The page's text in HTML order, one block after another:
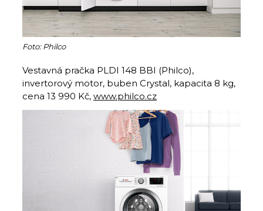
Foto: Philco
Vestavná pračka PLDI 148 BBI (Philco),
invertorový motor, buben Crystal, kapacita 8 kg,
cena 13 990 Kč, www.philco.cz